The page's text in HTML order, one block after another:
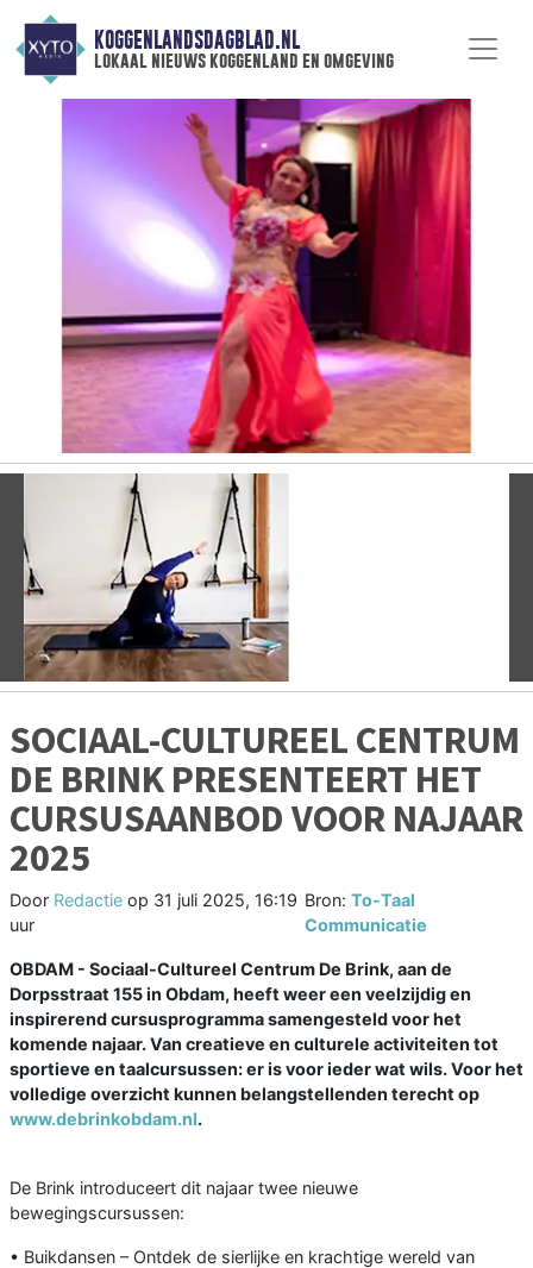
KOGGENLANDSDAGBLAD.NL
lokaal nieuws koggenland en omgeving
Vorige
SOCIAAL-CULTUREEL CENTRUM
DE BRINK PRESENTEERT HET
CURSUSAANBOD VOOR NAJAAR
2025
Door Redactie op 31 juli 2025, 16:19
uur
Bron: To-Taal
Communicatie
OBDAM - Sociaal-Cultureel Centrum De Brink, aan de
Dorpsstraat 155 in Obdam, heeft weer een veelzijdig en
inspirerend cursusprogramma samengesteld voor het
komende najaar. Van creatieve en culturele activiteiten tot
sportieve en taalcursussen: er is voor ieder wat wils. Voor het
volledige overzicht kunnen belangstellenden terecht op
www.debrinkobdam.nl.
De Brink introduceert dit najaar twee nieuwe
bewegingscursussen:
• Buikdansen – Ontdek de sierlijke en krachtige wereld van